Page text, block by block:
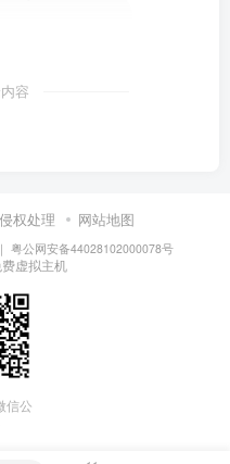
容
侵权处理 网站地图
｜ 粤公网安备44028102000078号
虚拟主机
信公